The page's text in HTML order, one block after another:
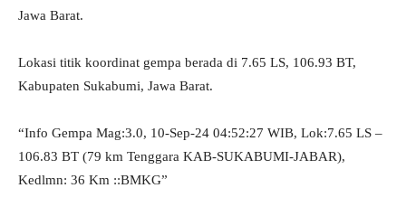
Jawa Barat.
Lokasi titik koordinat gempa berada di 7.65 LS, 106.93 BT,
Kabupaten Sukabumi, Jawa Barat.
“Info Gempa Mag:3.0, 10-Sep-24 04:52:27 WIB, Lok:7.65 LS –
106.83 BT (79 km Tenggara KAB-SUKABUMI-JABAR),
Kedlmn: 36 Km ::BMKG”